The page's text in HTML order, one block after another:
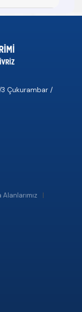
3 Çukurambar /
Alanlarımız